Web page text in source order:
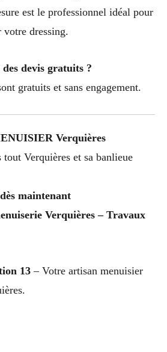
est le professionnel idéal pour
dressing.
devis gratuits ?
gratuits et sans engagement.
Verquières
Verquières et sa banlieue
maintenant
Verquières – Travaux
13 – Votre artisan menuisier